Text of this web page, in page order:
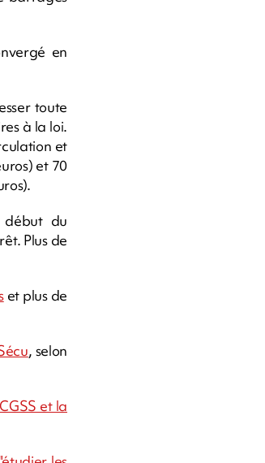
en
toute
à la loi.
et
et 70
début du
Plus de
et plus de
, selon
et la